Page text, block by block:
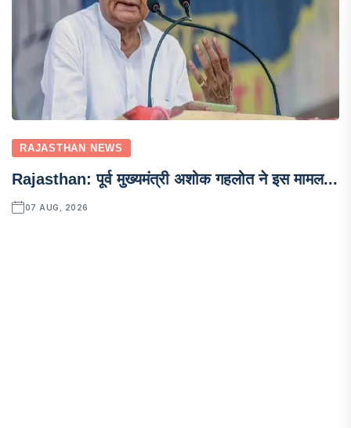
RAJASTHAN NEWS
Rajasthan: पूर्व मुख्यमंत्री अशोक गहलोत ने इस मामल...
07 AUG, 2026